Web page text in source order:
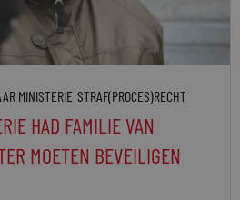
MINISTERIE STRAF(PROCES)RECHT
HAD FAMILIE VAN
MOETEN BEVEILIGEN